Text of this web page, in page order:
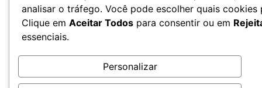
analisar o tráfego. Você pode escolher quais
Clique em Aceitar Todos para consentir ou em
essenciais.
Personalizar